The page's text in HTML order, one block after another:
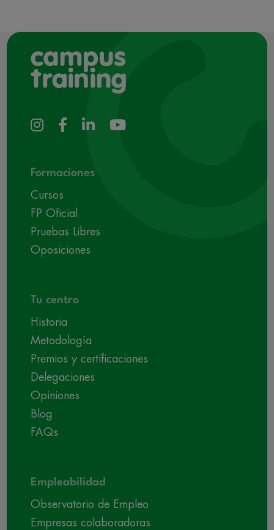
Formaciones
Cursos
FP Oficial
Pruebas Libres
Oposiciones
Tu centro
Historia
Metodología
Premios y certificaciones
Delegaciones
Opiniones
Blog
FAQs
Empleabilidad
Observatorio de Empleo
Empresas colaboradoras